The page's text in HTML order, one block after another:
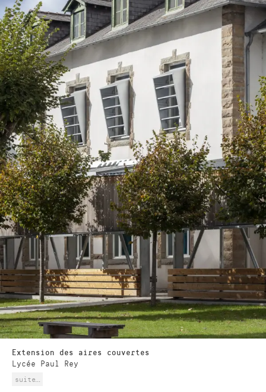
Extension des aires couvertes
Lycée Paul Rey
suite…